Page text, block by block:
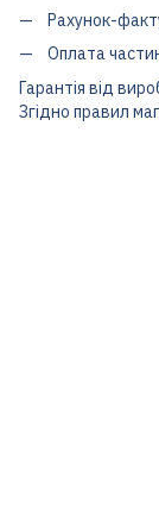
Рахунок-
Оплата
Гарантія від
Згідно правил